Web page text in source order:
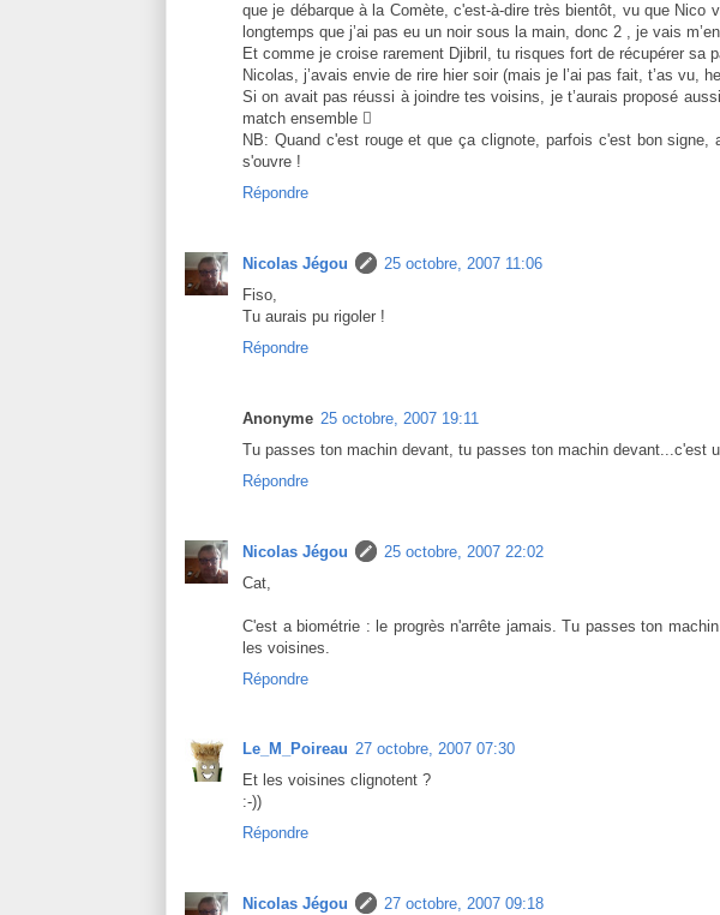
que je débarque à la Comète, c'est-à-dire très bientôt, vu que Nico
longtemps que j’ai pas eu un noir sous la main, donc 2 , je vais
Et comme je croise rarement Djibril, tu risques fort de récupérer sa
Nicolas, j’avais envie de rire hier soir (mais je l’ai pas fait, t’as vu,
Si on avait pas réussi à joindre tes voisins, je t’aurais proposé
match ensemble 
NB: Quand c'est rouge et que ça clignote, parfois c'est bon
s'ouvre !
Répondre
Nicolas Jégou
25 octobre, 2007 11:06
Fiso,
Tu aurais pu rigoler !
Répondre
Anonyme 25 octobre, 2007 19:11
Tu passes ton machin devant, tu passes ton machin devant...c'est
Répondre
Nicolas Jégou
25 octobre, 2007 22:02
Cat,
C'est a biométrie : le progrès n'arrête jamais. Tu passes ton
les voisines.
Répondre
Le_M_Poireau 27 octobre, 2007 07:30
Et les voisines clignotent ?
:-))
Répondre
Nicolas Jégou
27 octobre, 2007 09:18